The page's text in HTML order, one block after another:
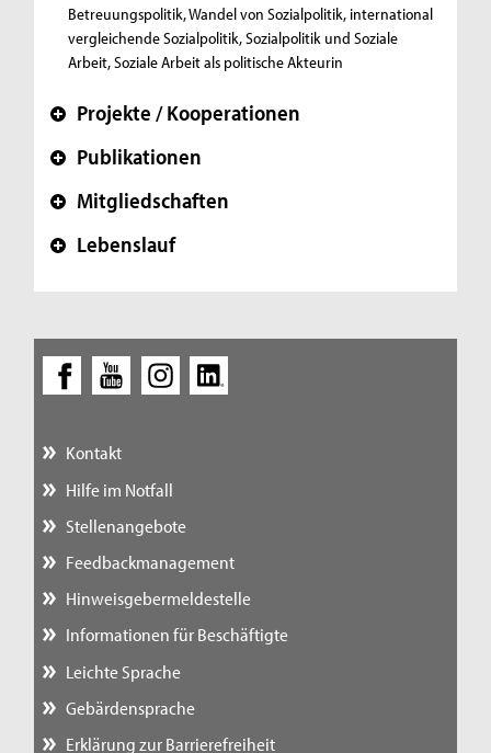
Betreuungspolitik, Wandel von Sozialpolitik, international
vergleichende Sozialpolitik, Sozialpolitik und Soziale
Arbeit, Soziale Arbeit als politische Akteurin
+ Projekte / Kooperationen
+ Publikationen
+ Mitgliedschaften
+ Lebenslauf
Kontakt
Hilfe im Notfall
Stellenangebote
Feedbackmanagement
Hinweisgebermeldestelle
Informationen für Beschäftigte
Leichte Sprache
Gebärdensprache
Erklärung zur Barrierefreiheit